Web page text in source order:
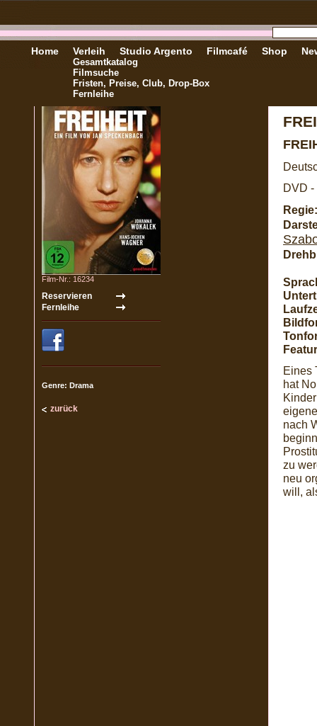
Home Verleih
Gesamtkatalog
Filmsuche
Fristen, Preise, Club, Drop-Box
Fernleihe
Studio Argento Filmcafé Shop
Film-Nr.: 16234
Genre: Drama
zurück
DVD -
Regie:
Eines
hat
nach
zu
neu
will,